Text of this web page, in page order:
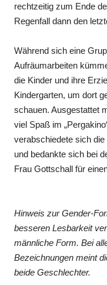
rechtzeitig zum Ende
Regenfall dann den
Während sich eine
Aufräumarbeiten
die Kinder und ihre
Kindergarten, um dort
schauen. Ausgestattet
viel Spaß im
verabschiedete sich
und bedankte sich bei
Frau Gottschall für
Hinweis zur Gender-
besseren Lesbarkeit
männliche Form. Bei
Bezeichnungen meint
beide Geschlechter.